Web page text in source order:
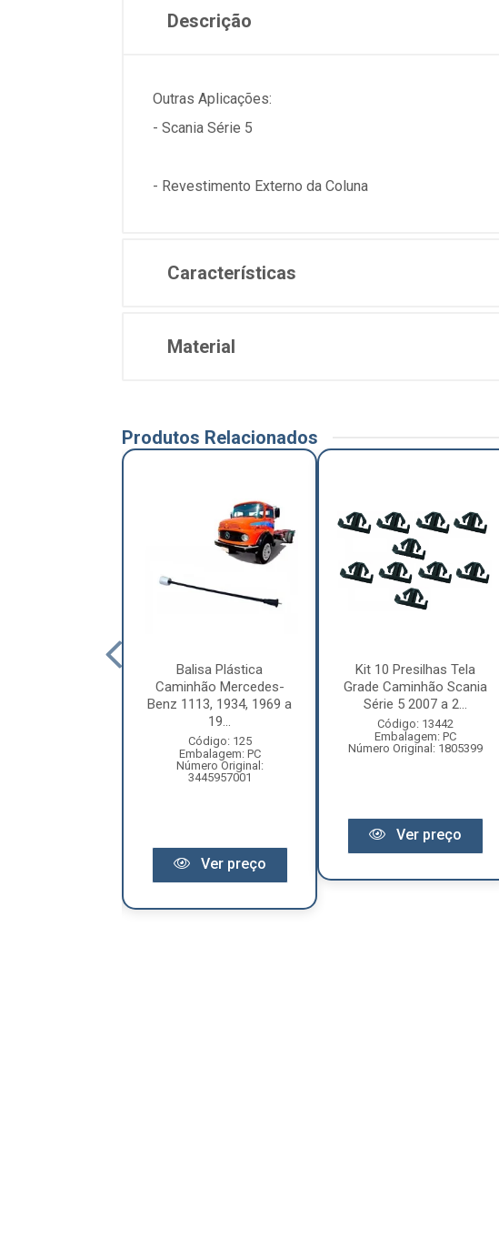
Descrição
Outras Aplicações:
- Scania Série 5
- Revestimento Externo da Coluna
Características
Material
Produtos Relacionados
Balisa Plástica
Caminhão Mercedes-
Benz 1113, 1934, 1969 a
19...
Código: 125
Embalagem: PC
Número Original:
3445957001
Ver preço
Kit 10 Presilhas Tela
Grade Caminhão Scania
Série 5 2007 a 2...
Código: 13442
Embalagem: PC
Número Original: 1805399
Ver preço